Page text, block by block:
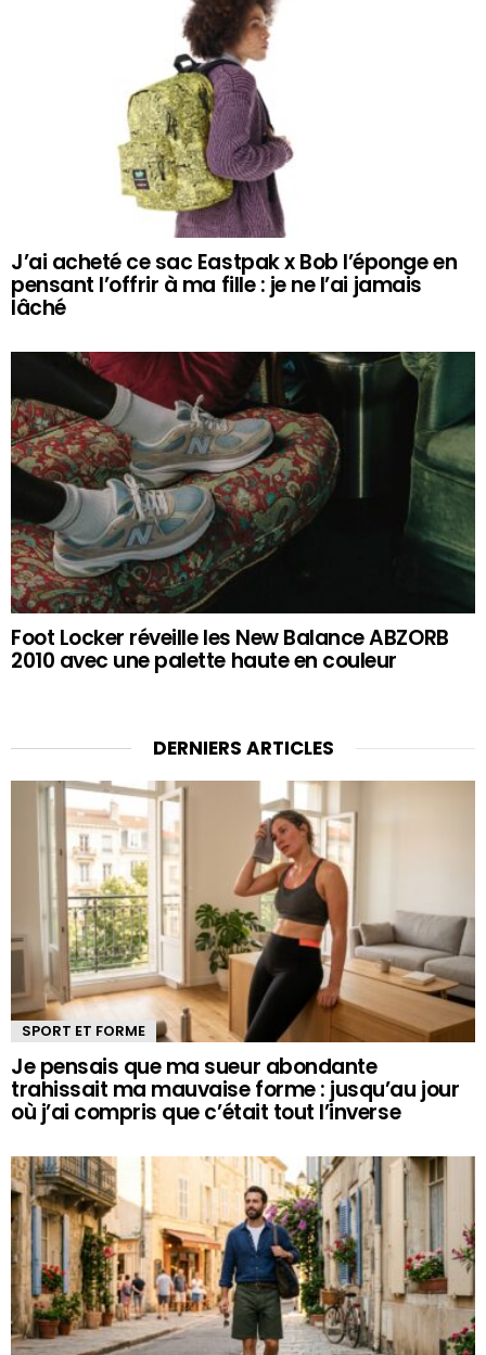
J’ai acheté ce sac Eastpak x Bob l’éponge en
pensant l’offrir à ma fille : je ne l’ai jamais
lâché
Foot Locker réveille les New Balance ABZORB
2010 avec une palette haute en couleur
DERNIERS ARTICLES
SPORT ET FORME
Je pensais que ma sueur abondante
trahissait ma mauvaise forme : jusqu’au jour
où j’ai compris que c’était tout l’inverse